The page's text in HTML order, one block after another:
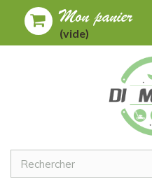
Mon panier
(vide)